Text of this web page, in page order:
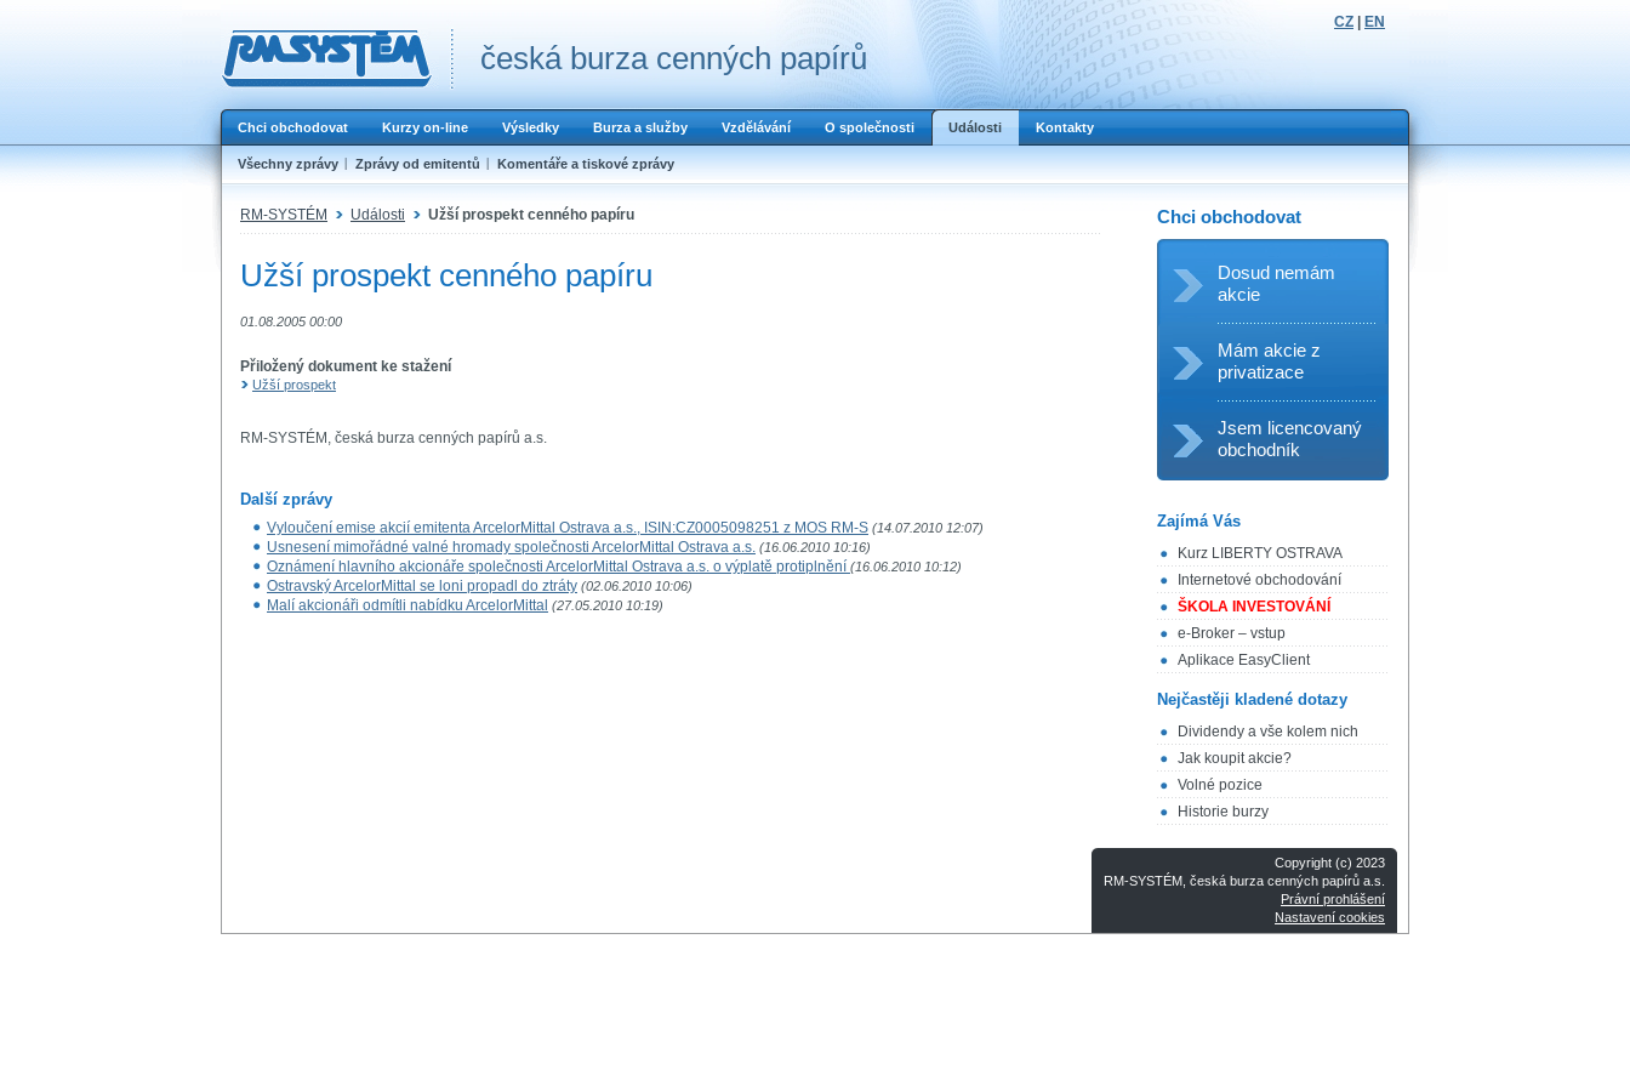
česká burza cenných papírů
CZ EN
Chci obchodovat Kurzy on-line Výsledky Burza a služby Vzdělávání O společnosti Události Kontakty
Všechny zprávy Zprávy od emitentů Komentáře a tiskové zprávy
RM-SYSTÉM Události Užší prospekt cenného papíru
Užší prospekt cenného papíru
01.08.2005 00:00
Přiložený dokument ke stažení
Užší prospekt
RM-SYSTÉM, česká burza cenných papírů a.s.
Další zprávy
Vyloučení emise akcií emitenta ArcelorMittal Ostrava a.s., ISIN:CZ0005098251 z MOS RM-S (14.07.2010 12:07)
Usnesení mimořádné valné hromady společnosti ArcelorMittal Ostrava a.s. (16.06.2010 10:16)
Oznámení hlavního akcionáře společnosti ArcelorMittal Ostrava a.s. o výplatě protiplnění (16.06.2010 10:12)
Ostravský ArcelorMittal se loni propadl do ztráty (02.06.2010 10:06)
Malí akcionáři odmítli nabídku ArcelorMittal (27.05.2010 10:19)
Chci obchodovat
Dosud nemám
akcie
Mám akcie z
privatizace
Jsem licencovaný
obchodník
Zajímá Vás
Kurz LIBERTY OSTRAVA
Internetové obchodování
ŠKOLA INVESTOVÁNÍ
e-Broker – vstup
Aplikace EasyClient
Nejčastěji kladené dotazy
Dividendy a vše kolem nich
Jak koupit akcie?
Volné pozice
Historie burzy
Copyright (c) 2023
RM-SYSTÉM, česká burza cenných papírů a.s.
Právní prohlášení
Nastavení cookies